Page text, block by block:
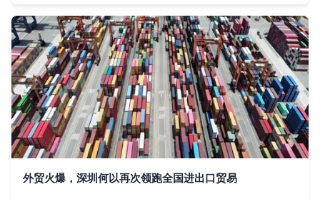
外贸火爆，深圳何以再次领跑全国进出口贸易